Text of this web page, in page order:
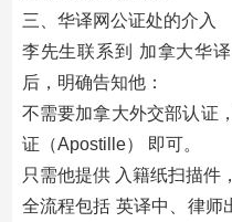
三、华译网公证处的介入
李先生联系到 加拿大华
后，明确告知他：
不需要加拿大外交部认证
证（Apostille） 即可。
只需他提供 入籍纸扫描件
全流程包括 英译中、律师